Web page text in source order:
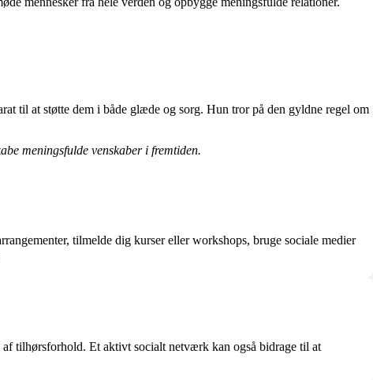
til at støtte dem i både glæde og sorg. Hun tror på den gyldne regel om
meningsfulde venskaber i fremtiden.
tilmelde dig kurser eller workshops, bruge sociale medier
tilhørsforhold. Et aktivt socialt netværk kan også bidrage til at